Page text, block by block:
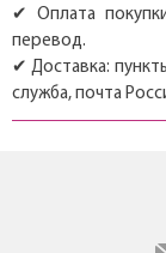
✔ Оплата
перевод.
✔ Доставка:
служба, почта